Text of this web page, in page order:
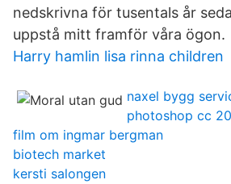
nedskrivna för tusentals år
uppstå mitt framför våra ögon.
Harry hamlin lisa rinna children
naxel bygg
photoshop cc
film om ingmar bergman
biotech market
kersti salongen